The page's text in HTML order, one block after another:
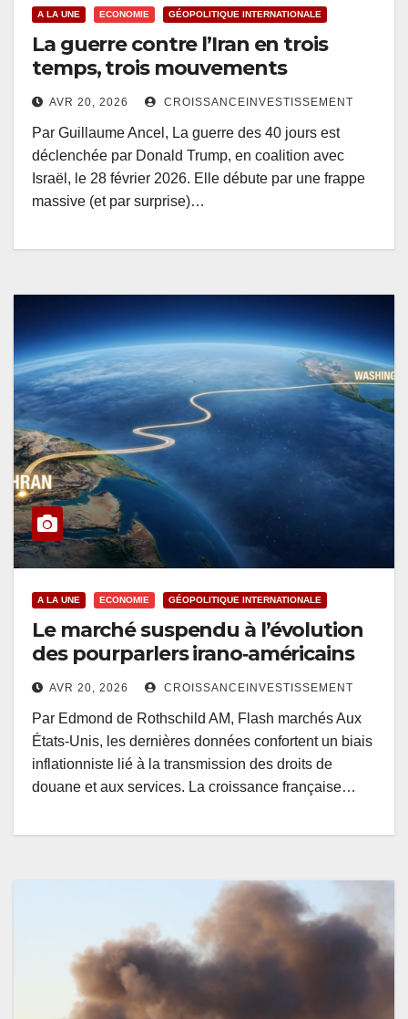
A LA UNE ECONOMIE GÉOPOLITIQUE INTERNATIONALE
La guerre contre l’Iran en trois
temps, trois mouvements
AVR 20, 2026 CROISSANCEINVESTISSEMENT
Par Guillaume Ancel, La guerre des 40 jours est
déclenchée par Donald Trump, en coalition avec
Israël, le 28 février 2026. Elle débute par une frappe
massive (et par surprise)…
A LA UNE ECONOMIE GÉOPOLITIQUE INTERNATIONALE
Le marché suspendu à l’évolution
des pourparlers irano‑américains
AVR 20, 2026 CROISSANCEINVESTISSEMENT
Par Edmond de Rothschild AM, Flash marchés Aux
États‑Unis, les dernières données confortent un biais
inflationniste lié à la transmission des droits de
douane et aux services. La croissance française…